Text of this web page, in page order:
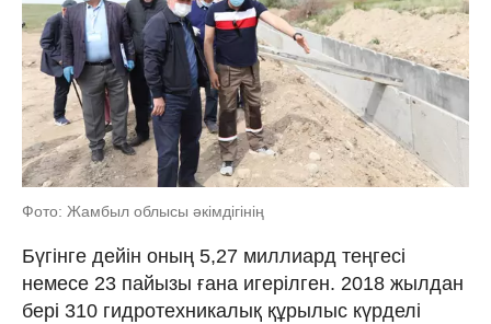
Фото: Жамбыл облысы әкімдігінің
Бүгінге дейін оның 5,27 миллиард теңгесі
немесе 23 пайызы ғана игерілген. 2018 жылдан
бері 310 гидротехникалық құрылыс күрделі